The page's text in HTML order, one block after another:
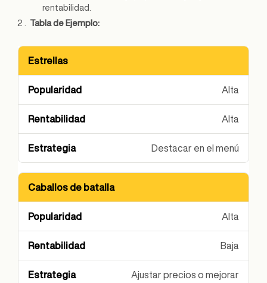
rentabilidad.
Tabla de Ejemplo:
Categoría
Estrellas
Alta
Alta
Destacar en el menú
Caballos de batalla
Alta
Baja
Ajustar precios o mejorar